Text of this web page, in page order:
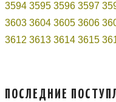
3594 3595 3596 3597
3603 3604 3605 3606
3612 3613 3614 3615
ПОСЛЕДНИЕ